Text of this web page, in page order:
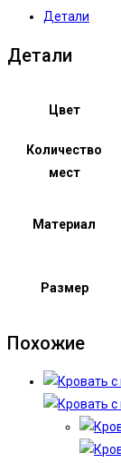
Детали
Детали
Цвет
Количество
мест
Материал
Размер
Похожие